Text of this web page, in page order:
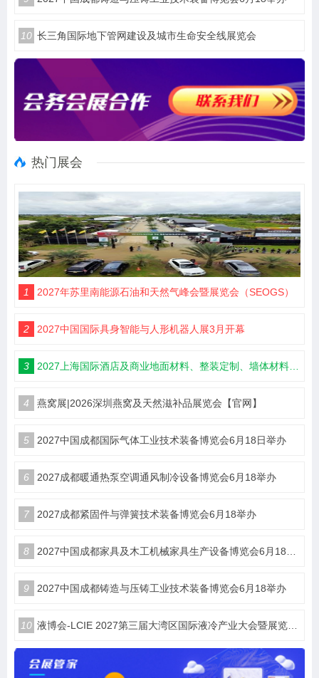
10 长三角国际地下管网建设及城市生命安全线展览会
热门展会
1 2027年苏里南能源石油和天然气峰会暨展览会（SEOGS）
2 2027中国国际具身智能与人形机器人展3月开幕
3 2027上海国际酒店及商业地面材料、整装定制、墙体材料及精品设计、智慧酒店、照明及智能控制博览会 展位火热销售中！
4 燕窝展|2026深圳燕窝及天然滋补品展览会【官网】
5 2027中国成都国际气体工业技术装备博览会6月18日举办
6 2027成都暖通热泵空调通风制冷设备博览会6月18举办
7 2027成都紧固件与弹簧技术装备博览会6月18举办
8 2027中国成都家具及木工机械家具生产设备博览会6月18举办
9 2027中国成都铸造与压铸工业技术装备博览会6月18举办
10 液博会-LCIE 2027第三届大湾区国际液冷产业大会暨展览会（深圳）